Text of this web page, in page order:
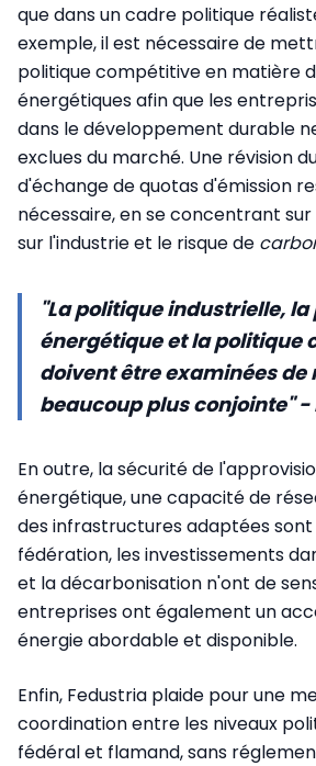
que dans un cadre politique
exemple, il est nécessaire de
politique compétitive en matière
énergétiques afin que les
dans le développement durable
exclues du marché. Une révision
d'échange de quotas d'émission
nécessaire, en se concentrant
sur l'industrie et le risque de
"La politique industrielle,
énergétique et la politique
doivent être examinées de
beaucoup plus conjointe" -
En outre, la sécurité de
énergétique, une capacité de
des infrastructures adaptées sont
fédération, les investissements
et la décarbonisation n'ont de
entreprises ont également un
énergie abordable et disponible.
Enfin, Fedustria plaide pour une
coordination entre les niveaux
fédéral et flamand, sans